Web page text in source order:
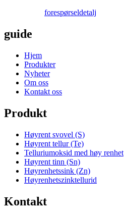
forespørseldetalj
guide
Hjem
Produkter
Nyheter
Om oss
Kontakt oss
Produkt
Høyrent svovel (S)
Høyrent tellur (Te)
Telluriumoksid med høy renhet
Høyrent tinn (Sn)
Høyrenhetssink (Zn)
Høyrenhetszinktellurid
Kontakt